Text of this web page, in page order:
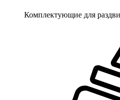
Комплектующие для